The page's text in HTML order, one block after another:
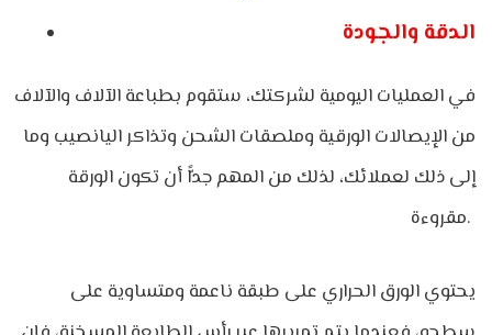
الدقة والجودة
في العمليات اليومية لشركتك، ستقوم بطباعة الآلاف والآلاف
من الإيصالات الورقية وملصقات الشحن وتذاكر اليانصيب وما
إلى ذلك لعملائك، لذلك من المهم جدًّا أن تكون الورقة
مقروءة.
يحتوي الورق الحراري على طبقة ناعمة ومتساوية على